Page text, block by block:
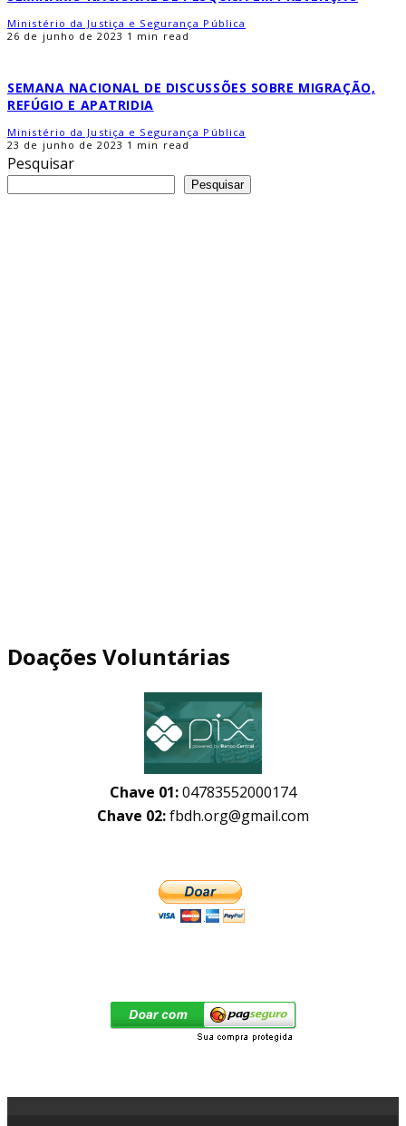
Ministério da Justiça e Segurança Pública
26 de junho de 2023 1 min read
SEMANA NACIONAL DE DISCUSSÕES SOBRE MIGRAÇÃO,
REFÚGIO E APATRIDIA
Ministério da Justiça e Segurança Pública
23 de junho de 2023 1 min read
Pesquisar
Pesquisar
Doações Voluntárias
Chave 01:04783552000174
Chave 02:fbdh.org@gmail.com